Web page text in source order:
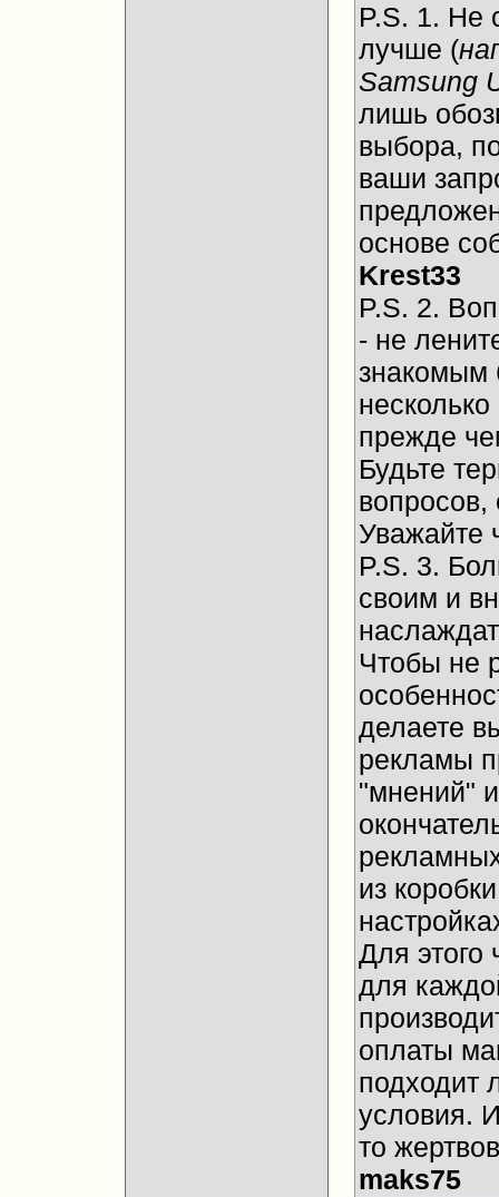
P.S. 1. Не
лучше (
Samsung
лишь
выбора,
ваши
основе
Krest33
P.S. 2.
- не
знакомым
прежде
Будьте
вопросов,
Уважайте
P.S. 3.
своим и
Чтобы не
делаете
рекламы
"мнений"
из
Для этого
для
оплаты
подходит
условия.
то
maks75